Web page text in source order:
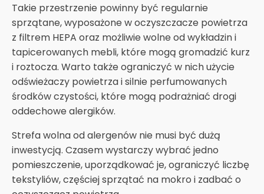
Takie przestrzenie powinny być regularnie
sprzątane, wyposażone w oczyszczacze powietrza
z filtrem HEPA oraz możliwie wolne od wykładzin i
tapicerowanych mebli, które mogą gromadzić kurz
i roztocza. Warto także ograniczyć w nich użycie
odświeżaczy powietrza i silnie perfumowanych
środków czystości, które mogą podrażniać drogi
oddechowe alergików.
Strefa wolna od alergenów nie musi być dużą
inwestycją. Czasem wystarczy wybrać jedno
pomieszczenie, uporządkować je, ograniczyć liczbę
tekstyliów, częściej sprzątać na mokro i zadbać o